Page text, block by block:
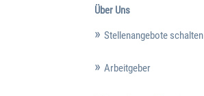
Über Uns
Stellenangebote schalten
Arbeitgeber